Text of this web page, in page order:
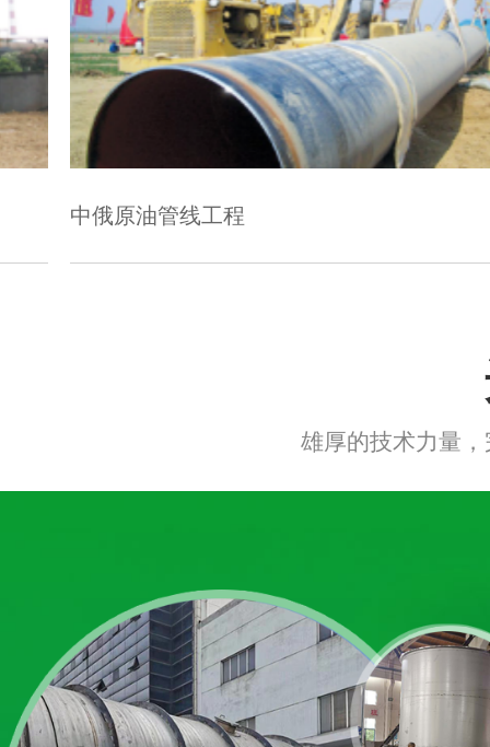
线工程
雄厚的技术力量